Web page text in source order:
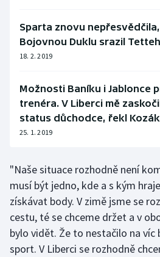
Parasport
Plážový volejbal
Ragby
Rychlostní kanoistika
Short track
Sportovní střelba
Sparta znovu
Bojovnou Duklu srazil Tetteh
18. 2. 2019
Možnosti Baníku i Jablonce
trenéra. V Liberci mě
status důchodce, řekl Kozák
25. 1. 2019
"Naše situace rozhodně není
musí být jedno, kde a s kým
získávat body. V zimě jsme se
cestu, té se chceme držet a v
bylo vidět. Že to nestačilo na
sport. V Liberci se rozhodně